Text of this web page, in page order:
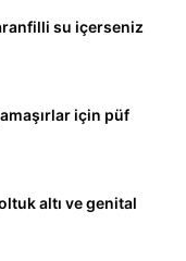
su içerseniz
için püf
altı ve genital